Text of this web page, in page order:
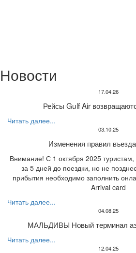
Новости
17.04.26
Рейсы Gulf Air
Читать далее...
03.10.25
Изменения правил
Внимание! С 1 октября 2025
за 5 дней до поездки, но не
прибытия необходимо заполнить
Arrival card
Читать далее...
04.08.25
МАЛЬДИВЫ Новый терминал
Читать далее...
12.04.25